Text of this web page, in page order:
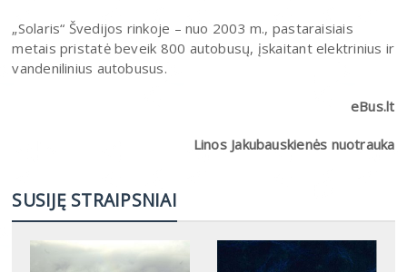
„Solaris“ Švedijos rinkoje – nuo 2003 m., pastaraisiais
metais pristatė beveik 800 autobusų, įskaitant elektrinius ir
vandenilinius autobusus.
eBus.lt
Linos Jakubauskienės nuotrauka
SUSIJĘ STRAIPSNIAI